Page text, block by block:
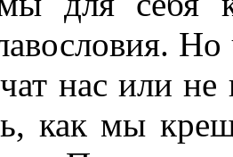
нас или
как мы